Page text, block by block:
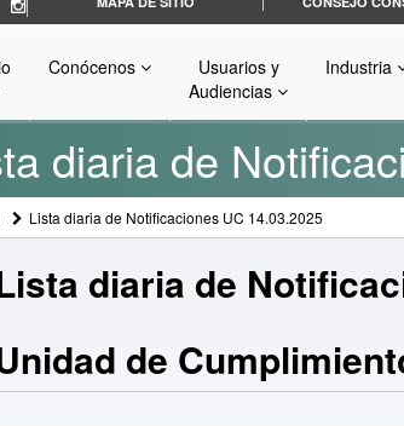
Conócenos
Usuarios y
Audiencias
Industria
diaria de
Lista diaria de Notificaciones UC 14.03.2025
diaria de
de